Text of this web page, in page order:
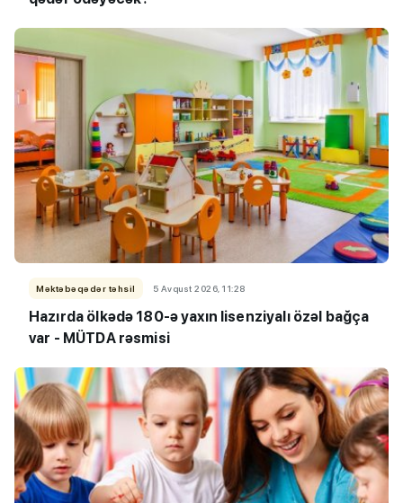
Məktəbəqədər təhsil 5 Avqust 2026, 11:28
Hazırda ölkədə 180-ə yaxın lisenziyalı özəl bağça
var - MÜTDA rəsmisi